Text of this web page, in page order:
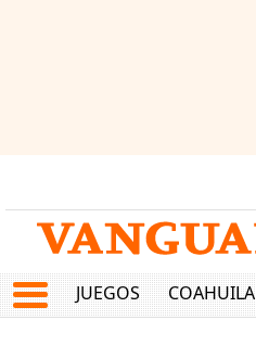
JUEGOS COAHUILA